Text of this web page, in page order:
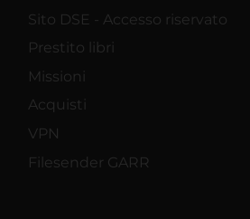
Sito DSE - Accesso riservato
Prestito libri
Missioni
Acquisti
VPN
Filesender GARR